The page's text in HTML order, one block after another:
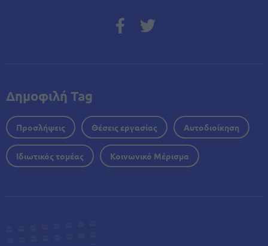
Δημοφιλή Tag
Προσλήψεις Θέσεις εργασίας Αυτοδιοίκηση
Ιδιωτικός τομέας Κοινωνικό Μέρισμα